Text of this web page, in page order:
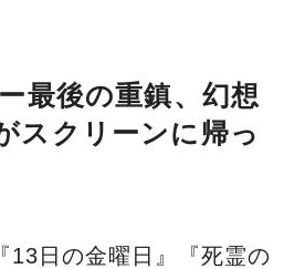
最後の重鎮、幻想
スクリーンに帰っ
13日の金曜日』『死霊の